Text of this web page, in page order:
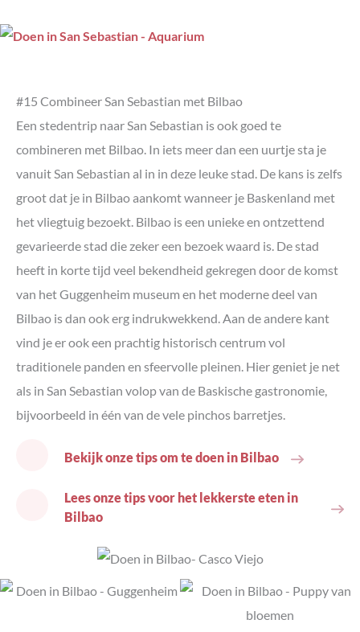
#15 Combineer San Sebastian met Bilbao
Een stedentrip naar San Sebastian is ook goed te
combineren met Bilbao. In iets meer dan een uurtje sta je
vanuit San Sebastian al in in deze leuke stad. De kans is zelfs
groot dat je in Bilbao aankomt wanneer je Baskenland met
het vliegtuig bezoekt. Bilbao is een unieke en ontzettend
gevarieerde stad die zeker een bezoek waard is. De stad
heeft in korte tijd veel bekendheid gekregen door de komst
van het Guggenheim museum en het moderne deel van
Bilbao is dan ook erg indrukwekkend. Aan de andere kant
vind je er ook een prachtig historisch centrum vol
traditionele panden en sfeervolle pleinen. Hier geniet je net
als in San Sebastian volop van de Baskische gastronomie,
bijvoorbeeld in één van de vele pinchos barretjes.
Bekijk onze tips om te doen in Bilbao
Lees onze tips voor het lekkerste eten in
Bilbao